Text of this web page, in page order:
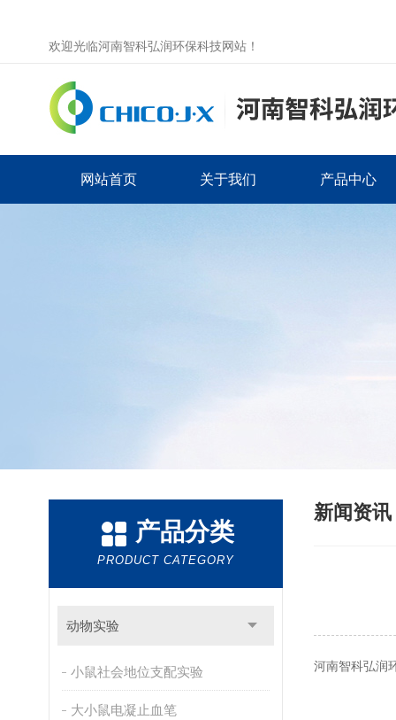
欢迎光临河南智科弘润环保科技网站！
网站首页 关于我们 产品中心
产品分类
PRODUCT CATEGORY
动物实验
小鼠社会地位支配实验
大小鼠电凝止血笔
新闻资讯
河南智科弘润